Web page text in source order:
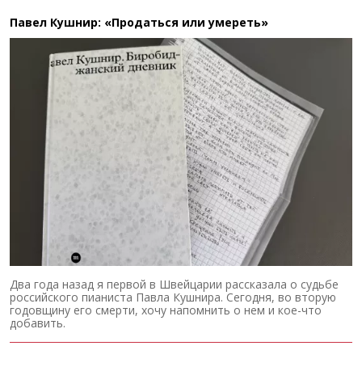
Павел Кушнир: «Продаться или умереть»
Два года назад я первой в Швейцарии рассказала о судьбе
российского пианиста Павла Кушнира. Сегодня, во вторую
годовщину его смерти, хочу напомнить о нем и кое-что
добавить.